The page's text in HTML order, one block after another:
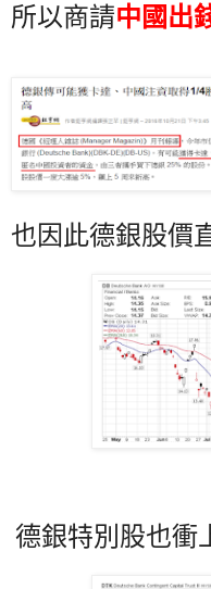
所以商請中國出
也因此德銀股價
德銀特別股也衝